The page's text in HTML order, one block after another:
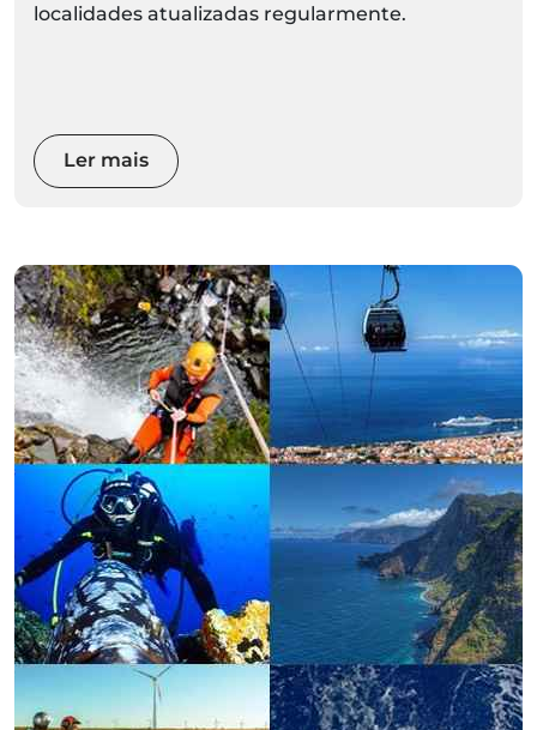
localidades atualizadas regularmente.
Ler mais